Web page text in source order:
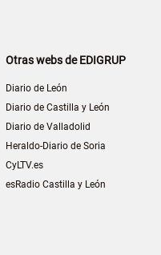
Otras webs de EDIGRUP
Diario de León
Diario de Castilla y León
Diario de Valladolid
Heraldo-Diario de Soria
CyLTV.es
esRadio Castilla y León